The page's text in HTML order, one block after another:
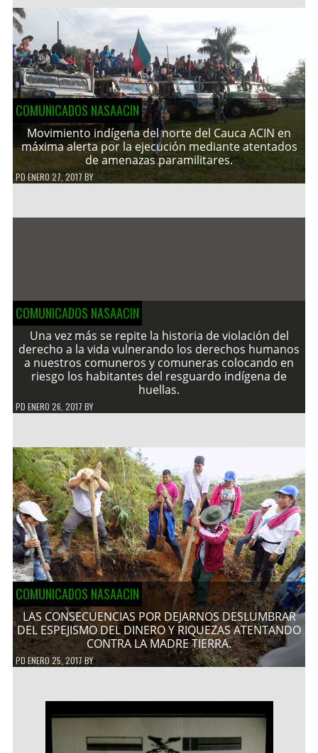
COMUNICADOS NASAACIN
Movimiento indígena del norte del Cauca ACIN en
máxima alerta por la ejecución mediante atentados
de amenazas paramilitares.
PDENERO 27, 2017 BY
COMUNICADOS NASAACIN
Una vez más se repite la historia de violación del
derecho a la vida vulnerando los derechos humanos
a nuestros comuneros y comuneras colocando en
riesgo los habitantes del resguardo indígena de
huellas.
PD ENERO 26, 2017 BY
COMUNICADOS NASAACIN
LAS CONSECUENCIAS POR DEJARNOS DESLUMBRAR
DEL ESPEJISMO DEL DINERO Y RIQUEZAS ATENTANDO
CONTRA LA MADRE TIERRA.
PDENERO 25, 2017BY